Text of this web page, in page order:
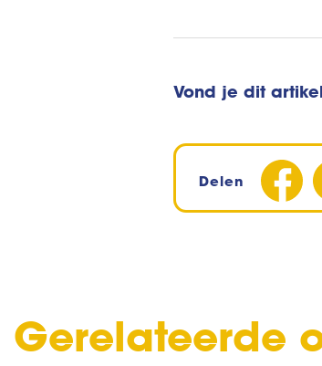
Vond je dit
Delen
Gerelateerde